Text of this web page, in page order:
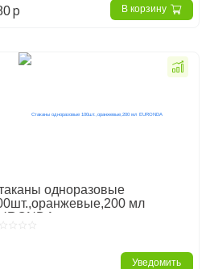
p В корзину
одноразовые
мл
Уведомить